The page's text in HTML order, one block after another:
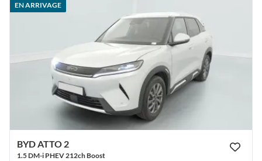
EN ARRIVAGE
BYD ATTO 2
1.5 DM-i PHEV 212ch Boost